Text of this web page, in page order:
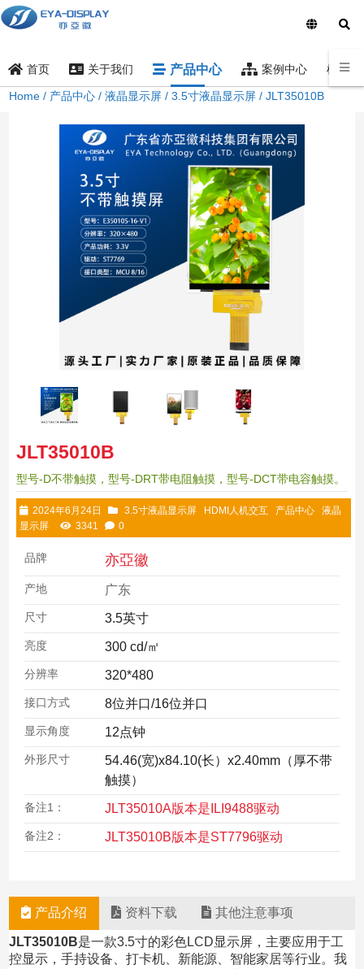
首页 关于我们 产品中心 案例中心 样品索
Home / 产品中心 /液晶显示屏 /3.5寸液晶显示屏 / JLT35010B
JLT35010B
型号-D不带触摸，型号-DRT带电阻触摸，型号-DCT带电容触摸。
2024年6月24日 3.5寸液晶显示屏 HDMI人机交互 产品中心
液晶
显示屏
3341 0
品牌 亦亞徽
产地 广东
尺寸 3.5英寸
亮度 300 cd/㎡
分辨率 320*480
接口方式 8位并口/16位并口
显示角度 12点钟
外形尺寸
54.46(宽)x84.10(长）x2.40mm（厚不带
触摸）
备注1： JLT35010A版本是ILI9488驱动
备注2： JLT35010B版本是ST7796驱动
产品介绍 资料下载 其他注意事项
JLT35010B是一款3.5寸的彩色LCD显示屏，主要应用于工
控显示，手持设备、打卡机、新能源、智能家居等行业。我